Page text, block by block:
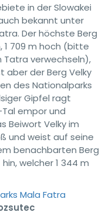
in der Slowakei
bekannt unter
Der höchste Berg
1 709 m hoch (bitte
Tatra verwechseln),
aber der Berg Velky
des Nationalparks
Gipfel ragt
empor und
Beiwort Velky im
und weist auf seine
benachbarten Berg
welcher 1 344 m